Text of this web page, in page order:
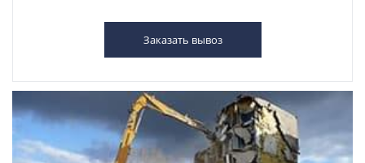
Заказать вывоз